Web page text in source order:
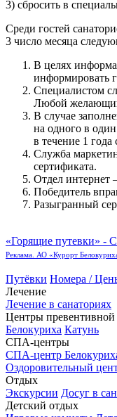
3) сбросить в
Среди гостей
3 число месяца
В целях
информировать
Специалистом
Любой
В случае
на одного в
в течение 1
Служба
сертификата.
Отдел интернет
Победитель
Разыгранный
«Горящие путевки» -
Реклама. АО «Курорт
Путёвки Номера /
Лечение
Лечение в санаториях
Центры
Белокуриха Катунь
СПА-центры
СПА-центр
Оздоровительный
Отдых
Экскурсии Досуг в
Детский отдых